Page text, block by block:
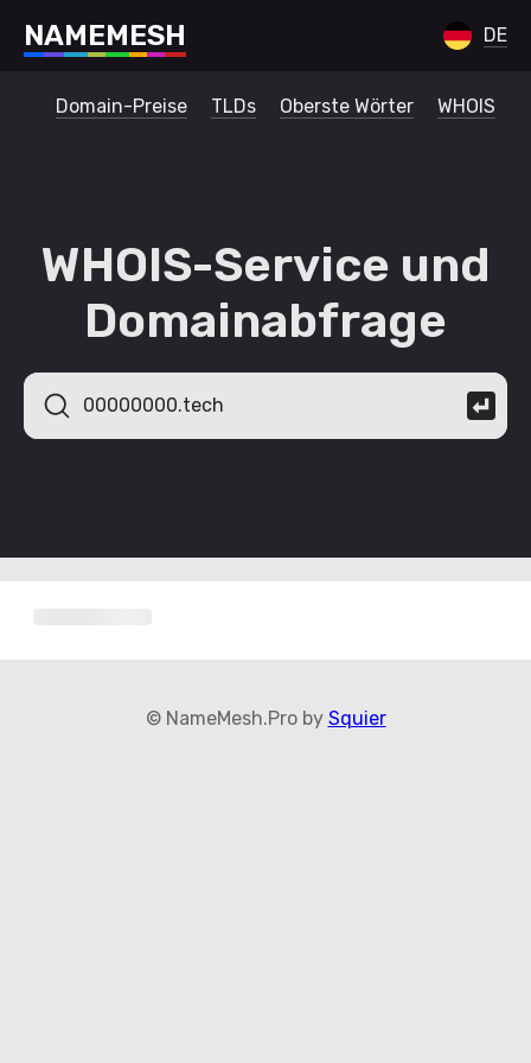
NAMEMESH DE
Domain-Preise TLDs Oberste Wörter WHOIS
WHOIS-Service und
Domainabfrage
© NameMesh.Pro by Squier